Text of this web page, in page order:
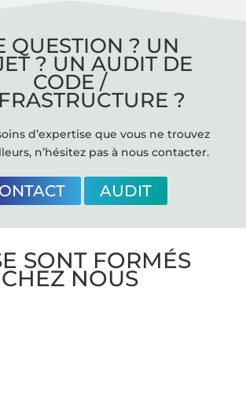
QUESTION ? UN
? UN AUDIT DE
CODE /
?
d’expertise que vous ne trouvez
n’hésitez pas à nous contacter.
AUDIT
SONT FORMÉS
CHEZ NOUS